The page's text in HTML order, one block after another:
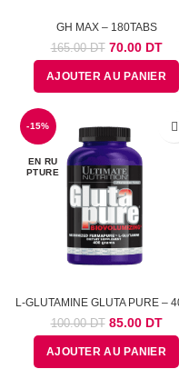
GH MAX – 180TABS
165.00DT Le
prix
initial
était :
DT.
70.00DTLe
prix
est :
DT.
AJOUTER AU PANIER
-15%
EN RU
PTURE
L-GLUTAMINE GLUTA PURE –
100.00DT Le
prix
initial
était :
85.00DTLe
prix
est :
AJOUTER AU PANIER